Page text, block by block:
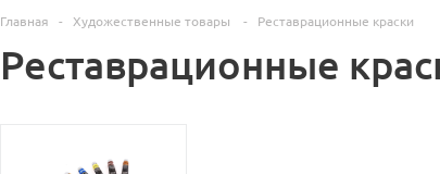
Главная - Художественные товары - Реставрационные краски
Реставрационные